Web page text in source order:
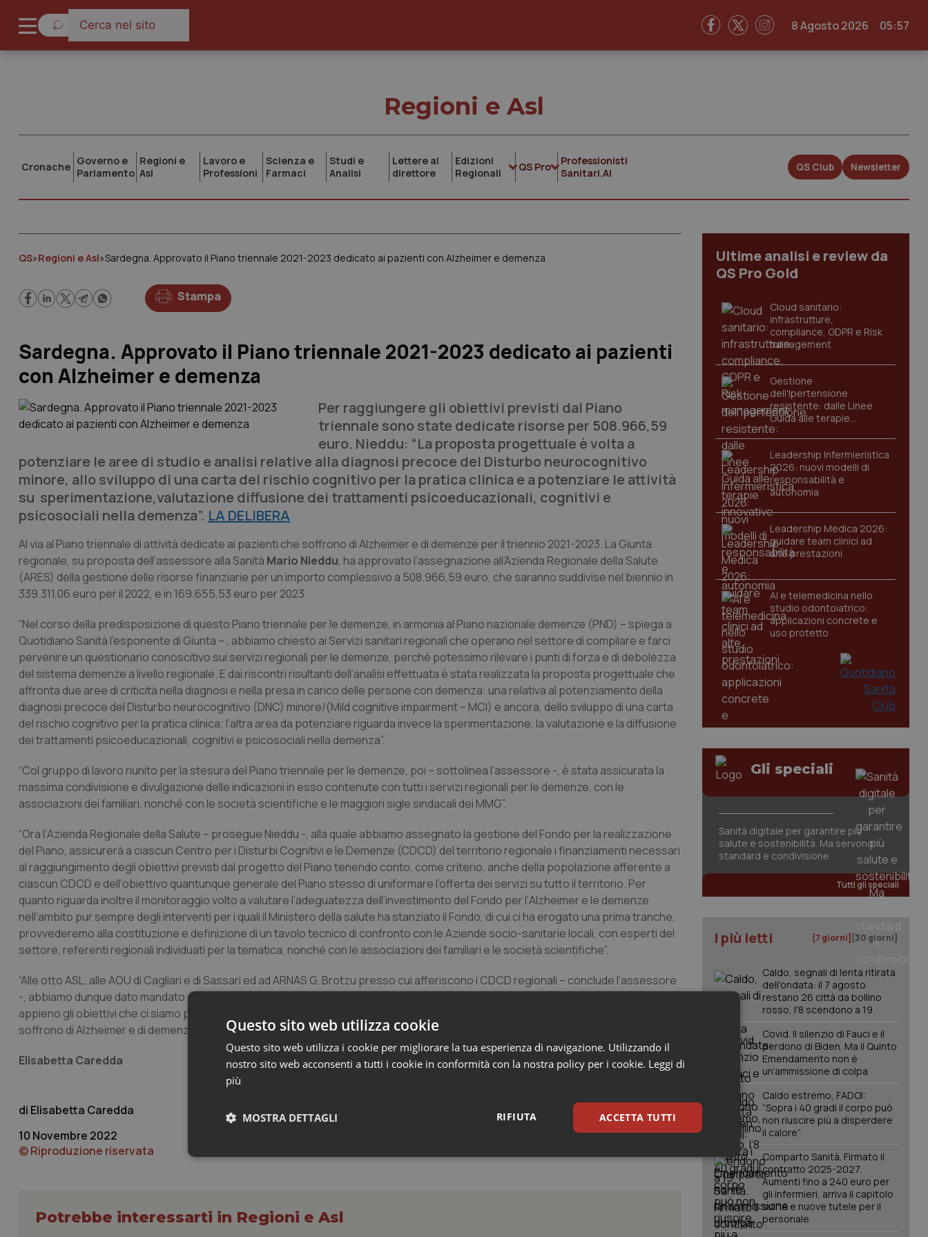
8 Agosto 2026 05:57
Regioni e Asl
Cronache Governo e
Parlamento
Regioni e
Asl
Lavoro e
Professioni
Scienza e
Farmaci
Studi e
Analisi
Lettere al
direttore
Edizioni
Regionali
QS Pro
Professionisti
Sanitari.AI
QS Club Newsletter
QS»Regioni e Asl»Sardegna. Approvato il Piano triennale 2021-2023 dedicato ai pazienti con Alzheimer e demenza
Stampa
Sardegna. Approvato il Piano triennale 2021-2023 dedicato ai pazienti
con Alzheimer e demenza
Per raggiungere gli obiettivi previsti dal Piano
triennale sono state dedicate risorse per 508.966,59
euro. Nieddu: “La proposta progettuale è volta a
potenziare le aree di studio e analisi relative alla diagnosi precoce del Disturbo neurocognitivo
minore, allo sviluppo di una carta del rischio cognitivo per la pratica clinica e a potenziare le attività
su sperimentazione,valutazione diffusione dei trattamenti psicoeducazionali, cognitivi e
psicosociali nella demenza”. LA DELIBERA
Al via al Piano triennale di attività dedicate ai pazienti che soffrono di Alzheimer e di demenze per il triennio 2021-2023. La Giunta
regionale, su proposta dell’assessore alla Sanità Mario Nieddu, ha approvato l’assegnazione all’Azienda Regionale della Salute
(ARES) della gestione delle risorse finanziarie per un importo complessivo a 508.966,59 euro, che saranno suddivise nel biennio in
339.311,06 euro per il 2022, e in 169.655,53 euro per 2023.
“Nel corso della predisposizione di questo Piano triennale per le demenze, in armonia al Piano nazionale demenze (PND) – spiega a
Quotidiano Sanità l’esponente di Giunta – , abbiamo chiesto ai Servizi sanitari regionali che operano nel settore di compilare e farci
pervenire un questionario conoscitivo sui servizi regionali per le demenze, perché potessimo rilevare i punti di forza e di debolezza
del sistema demenze a livello regionale. E dai riscontri risultanti dell’analisi effettuata è stata realizzata la proposta progettuale che
affronta due aree di criticità nella diagnosi e nella presa in carico delle persone con demenza: una relativa al potenziamento della
diagnosi precoce del Disturbo neurocognitivo (DNC) minore/(Mild cognitive impairment – MCI) e ancora, dello sviluppo di una carta
del rischio cognitivo per la pratica clinica; l’altra area da potenziare riguarda invece la sperimentazione, la valutazione e la diffusione
dei trattamenti psicoeducazionali, cognitivi e psicosociali nella demenza”.
“Col gruppo di lavoro riunito per la stesura del Piano triennale per le demenze, poi – sottolinea l’assessore -, è stata assicurata la
massima condivisione e divulgazione delle indicazioni in esso contenute con tutti i servizi regionali per le demenze, con le
associazioni dei familiari, nonché con le società scientifiche e le maggiori sigle sindacali dei MMG”.
“Ora l‘Azienda Regionale della Salute – prosegue Nieddu -, alla quale abbiamo assegnato la gestione del Fondo per la realizzazione
del Piano, assicurerà a ciascun Centro per i Disturbi Cognitivi e le Demenze (CDCD) del territorio regionale i finanziamenti necessari
al raggiungimento degli obiettivi previsti dal progetto del Piano tenendo conto, come criterio, anche della popolazione afferente a
ciascun CDCD e dell‘obiettivo quantunque generale del Piano stesso di uniformare l’offerta dei servizi su tutto il territorio. Per
quanto riguarda inoltre il monitoraggio volto a valutare l’adeguatezza dell’investimento del Fondo per l‘Alzheimer e le demenze
nell’ambito pur sempre degli interventi per i quali il Ministero della salute ha stanziato il Fondo, di cui ci ha erogato una prima tranche,
provvederemo alla costituzione e definizione di un tavolo tecnico di confronto con le Aziende socio-sanitarie locali, con esperti del
settore, referenti regionali individuati per la tematica, nonché con le associazioni dei familiari e le società scientifiche”.
“Alle otto ASL, alle AOU di Cagliari e di Sassari ed ad ARNAS G. Brotzu presso cui afferiscono i CDCD regionali – conclude l’assessore
-, abbiamo dunque dato mandato di dare avvio alle attività e iniziative del Piano triennale approvato, nell’auspicio di raggiungere
appieno gli obiettivi che ci siamo prefissati volti a migliorare l’efficienza dell’assistenza sanitaria ai tanti pazienti che purtroppo
soffrono di Alzheimer e di demenza”.
Elisabetta Caredda
Elisabetta Caredda
10 Novembre 2022
© Riproduzione riservata
Potrebbe interessarti in Regioni e Asl
Ultime analisi e review da
QS Pro Gold
Cloud sanitario:
infrastrutture,
compliance, GDPR e Risk
management
Gestione
dell'Ipertensione
resistente: dalle Linee
Guida alle terapie
innovative
Leadership Infermieristica
2026: nuovi modelli di
responsabilità e
autonomia
Leadership Medica 2026:
guidare team clinici ad
alte prestazioni
AI e telemedicina nello
studio odontoiatrico:
applicazioni concrete e
uso protetto
Gli speciali
Sanità digitale per garantire più
salute e sostenibilità. Ma servono
standard e condivisione
Tutti gli speciali
I più letti [7 giorni] [30 giorni]
Caldo, segnali di lenta ritirata
dell'ondata: il 7 agosto
restano 26 città da bollino
rosso, l'8 scendono a 19
Covid. Il silenzio di Fauci e il
perdono di Biden. Ma il Quinto
Emendamento non è
un’ammissione di colpa
Caldo estremo, FADOI:
“Sopra i 40 gradi il corpo può
non riuscire più a disperdere
il calore”
Comparto Sanità. Firmato il
contratto 2025-2027.
Aumenti fino a 240 euro per
gli infermieri, arriva il capitolo
sull'IA e nuove tutele per il
personale
Questo sito web utilizza cookie
Questo sito web utilizza i cookie per migliorare la tua esperienza di navigazione. Utilizzando il
nostro sito web acconsenti a tutti i cookie in conformità con la nostra policy per i cookie. Leggi di
più
ACCETTA TUTTI
RIFIUTA
MOSTRA DETTAGLI
Necessari Statistici Marketing